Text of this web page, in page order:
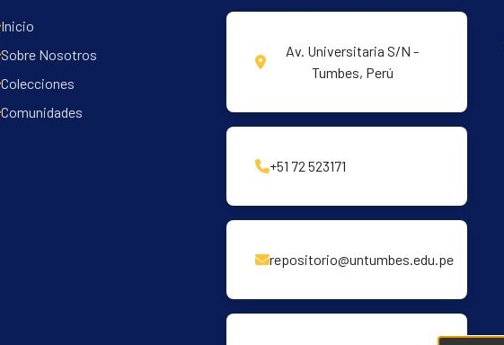
Inicio
Sobre Nosotros
Colecciones
Comunidades
Av. Universitaria S/N -
Tumbes, Perú
+51 72 523171
repositorio@untumbes.edu.pe